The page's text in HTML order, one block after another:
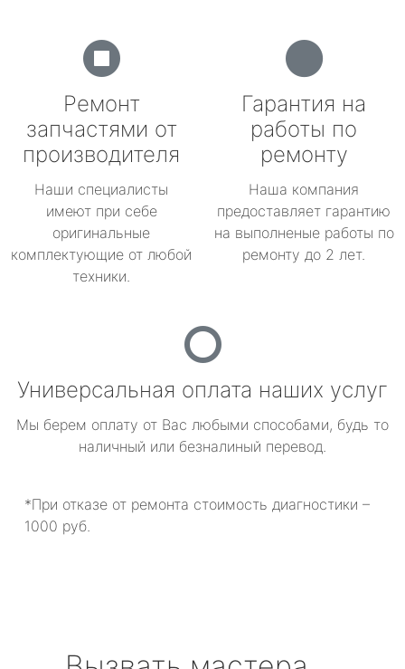
Ремонт
запчастями от
производителя
Наши специалисты
имеют при себе
оригинальные
комплектующие от любой
техники.
Гарантия на
работы по
ремонту
Наша компания
предоставляет гарантию
на выполненые работы по
ремонту до 2 лет.
Универсальная оплата наших услуг
Мы берем оплату от Вас любыми способами, будь то
наличный или безналиный перевод.
*При отказе от ремонта стоимость диагностики –
1000 руб.